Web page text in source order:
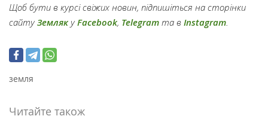
Щоб бути в курсі свіжих новин, підпишіться на сторінки
сайтуЗемлякуFacebook, Telegram та в Instagram
земля
Читайте також